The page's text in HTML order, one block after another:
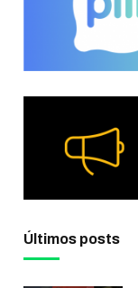
Últimos posts